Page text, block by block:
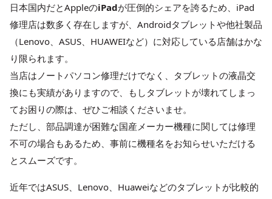
日本国内だとAppleのiPadが圧倒的シェアを誇るため、iPad
修理店は数多く存在しますが、Androidタブレットや他社製品
（Lenovo、ASUS、HUAWEIなど）に対応している店舗はかな
り限られます。
当店はノートパソコン修理だけでなく、タブレットの液晶交
換にも実績がありますので、もしタブレットが壊れてしまっ
てお困りの際は、ぜひご相談くださいませ。
ただし、部品調達が困難な国産メーカー機種に関しては修理
不可の場合もあるため、事前に機種名をお知らせいただける
とスムーズです。
近年ではASUS、Lenovo、Huaweiなどのタブレットが比較的